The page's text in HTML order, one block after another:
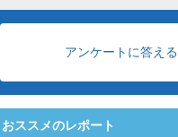
アンケートに答える
おススメのレポート